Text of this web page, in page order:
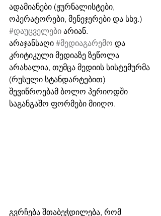
ადამიანები (ჟურნალისტები,
ოპერატორები, მენეჯერები და სხვ.)
#დაუცველები არიან.
არაჯანსაღი #მედიაგარემო და
კრიტიკული მედიაზე ზეწოლა
არახალია, თუმცა მედიის სისტემურმა
(რუსული სტანდარტებით)
შევიწროებამ ბოლო პერიოდში
საგანგაშო ფორმები მიიღო.
გვრჩება შთაბეჭდილება, რომ